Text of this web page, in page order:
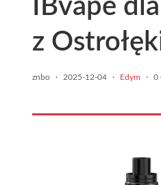
IBvape
z
znbo · 2025-12-04 · Edym · 0